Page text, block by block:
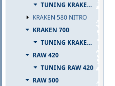
TUNING KRAKEN 580
KRAKEN 580 NITRO
KRAKEN 700
TUNING KRAKEN 700
RAW 420
TUNING RAW 420
RAW 500